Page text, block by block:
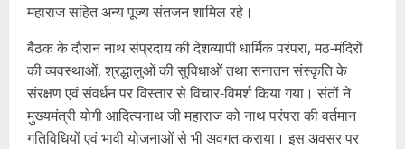
महाराज सहित अन्य पूज्य संतजन शामिल रहे।
बैठक के दौरान नाथ संप्रदाय की देशव्यापी धार्मिक परंपरा, मठ-मंदिरों
की व्यवस्थाओं, श्रद्धालुओं की सुविधाओं तथा सनातन संस्कृति के
संरक्षण एवं संवर्धन पर विस्तार से विचार-विमर्श किया गया। संतों ने
मुख्यमंत्री योगी आदित्यनाथ जी महाराज को नाथ परंपरा की वर्तमान
गतिविधियों एवं भावी योजनाओं से भी अवगत कराया। इस अवसर पर